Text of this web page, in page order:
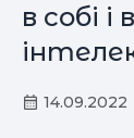
в собі
14.09.2022